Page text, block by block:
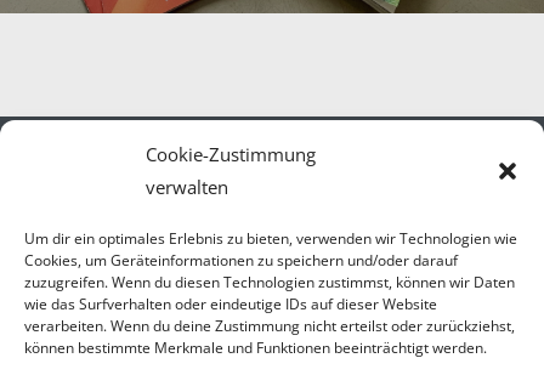
Cookie-Zustimmung
verwalten
Um dir ein optimales Erlebnis zu bieten, verwenden wir Technologien wie
Cookies, um Geräteinformationen zu speichern und/oder darauf
zuzugreifen. Wenn du diesen Technologien zustimmst, können wir Daten
wie das Surfverhalten oder eindeutige IDs auf dieser Website
verarbeiten. Wenn du deine Zustimmung nicht erteilst oder zurückziehst,
können bestimmte Merkmale und Funktionen beeinträchtigt werden.
Öffnungszeiten
Mo.-Fr. 07.30-17.00 Uhr
Sa. 09.00-14.00 Uhr